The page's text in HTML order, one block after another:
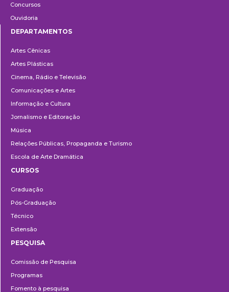
Concursos
Ouvidoria
DEPARTAMENTOS
Artes Cênicas
Artes Plásticas
Cinema, Rádio e Televisão
Comunicações e Artes
Informação e Cultura
Jornalismo e Editoração
Música
Relações Públicas, Propaganda e Turismo
Escola de Arte Dramática
CURSOS
Graduação
Pós-Graduação
Técnico
Extensão
PESQUISA
Comissão de Pesquisa
Programas
Fomento à pesquisa